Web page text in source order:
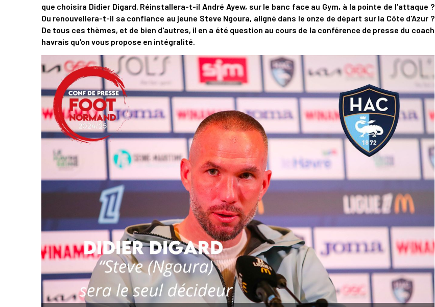
que choisira Didier Digard. Réinstallera-t-il André Ayew, sur le banc face au Gym, à la pointe de l'attaque ?
Ou renouvellera-t-il sa confiance au jeune Steve Ngoura, aligné dans le onze de départ sur la Côte d'Azur ?
De tous ces thèmes, et de bien d'autres, il en a été question au cours de la conférence de presse du coach
havrais qu'on vous propose en intégralité.